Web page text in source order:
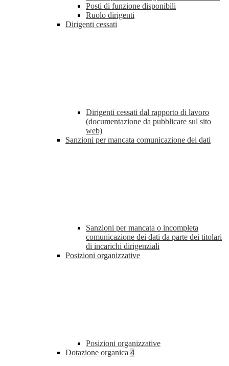
Posti di funzione disponibili
Ruolo dirigenti
Dirigenti cessati
Dirigenti cessati dal rapporto di lavoro
(documentazione da pubblicare sul sito
web)
Sanzioni per mancata comunicazione dei dati
Sanzioni per mancata o incompleta
comunicazione dei dati da parte dei titolari
di incarichi dirigenziali
Posizioni organizzative
Posizioni organizzative
Dotazione organica 4